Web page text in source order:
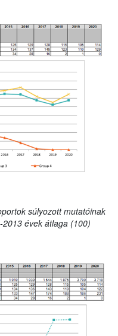
súlyozott mutatóinak
évek átlaga (100)